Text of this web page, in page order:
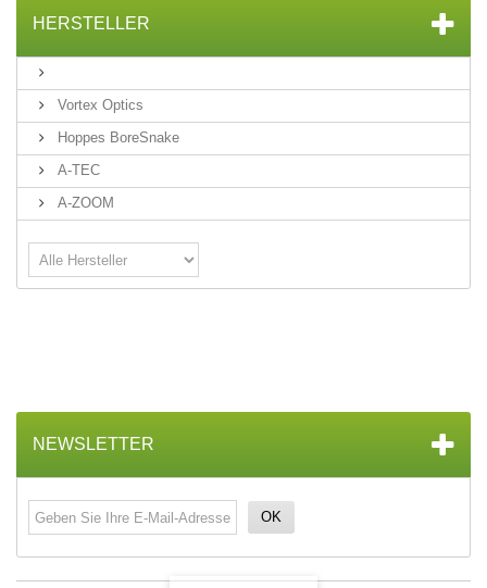
HERSTELLER
Vortex Optics
Hoppes BoreSnake
A-TEC
A-ZOOM
NEWSLETTER
OK